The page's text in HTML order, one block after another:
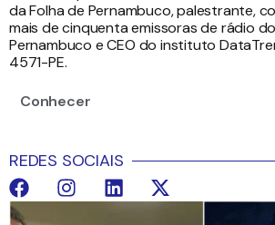
da Folha de Pernambuco, palestrante,
mais de cinquenta emissoras de rádio
Pernambuco e CEO do instituto
4571-PE.
Conhecer
REDES SOCIAIS